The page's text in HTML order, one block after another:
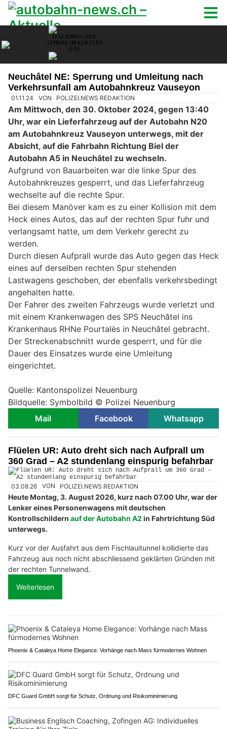
Neuchâtel NE: Sperrung und Umleitung nach
Verkehrsunfall am Autobahnkreuz Vauseyon
01.11.24 VON POLIZEI.NEWS REDAKTION
Am Mittwoch, den 30. Oktober 2024, gegen 13:40
Uhr, war ein Lieferfahrzeug auf der Autobahn N20
am Autobahnkreuz Vauseyon unterwegs, mit der
Absicht, auf die Fahrbahn Richtung Biel der
Autobahn A5 in Neuchâtel zu wechseln.
Aufgrund von Bauarbeiten war die linke Spur des
Autobahnkreuzes gesperrt, und das Lieferfahrzeug
wechselte auf die rechte Spur.
Bei diesem Manöver kam es zu einer Kollision mit dem
Heck eines Autos, das auf der rechten Spur fuhr und
verlangsamt hatte, um dem Verkehr gerecht zu
werden.
Durch diesen Aufprall wurde das Auto gegen das Heck
eines auf derselben rechten Spur stehenden
Lastwagens geschoben, der ebenfalls verkehrsbedingt
angehalten hatte.
Der Fahrer des zweiten Fahrzeugs wurde verletzt und
mit einem Krankenwagen des SPS Neuchâtel ins
Krankenhaus RHNe Pourtalès in Neuchâtel gebracht.
Der Streckenabschnitt wurde gesperrt, und für die
Dauer des Einsatzes wurde eine Umleitung
eingerichtet.
Quelle: Kantonspolizei Neuenburg
Bildquelle: Symbolbild © Polizei Neuenburg
Mail
Facebook Whatsapp
Flüelen UR: Auto dreht sich nach Aufprall um
360 Grad – A2 stundenlang einspurig befahrbar
03.08.26 VON POLIZEI.NEWS REDAKTION
Heute Montag, 3. August 2026, kurz nach 07.00 Uhr, war der
Lenker eines Personenwagens mit deutschen
Kontrollschildern auf der Autobahn A2 in Fahrtrichtung Süd
unterwegs.
Kurz vor der Ausfahrt aus dem Fischlauitunnel kollidierte das
Fahrzeug aus noch nicht abschliessend geklärten Gründen mit
der rechten Tunnelwand.
Weiterlesen
Phoenix & Cataleya Home Elegance: Vorhänge nach Mass fürmodernes Wohnen
DFC Guard GmbH sorgt für Schutz, Ordnung und Risikominimierung